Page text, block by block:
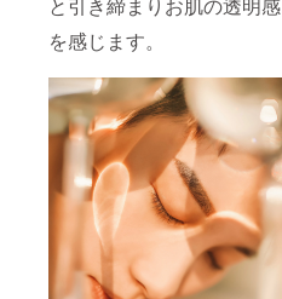
を感じます。